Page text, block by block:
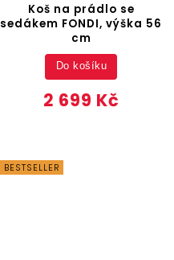
Koš na prádlo se
sedákem FONDI, výška 56
cm
2 699 Kč
Do košíku
BESTSELLER